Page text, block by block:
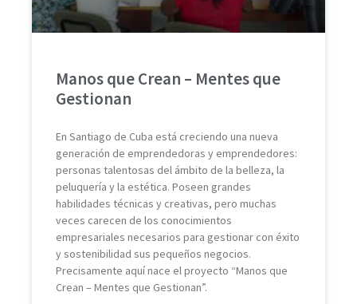
Manos que Crean – Mentes que
Gestionan
En Santiago de Cuba está creciendo una nueva
generación de emprendedoras y emprendedores:
personas talentosas del ámbito de la belleza, la
peluquería y la estética. Poseen grandes
habilidades técnicas y creativas, pero muchas
veces carecen de los conocimientos
empresariales necesarios para gestionar con éxito
y sostenibilidad sus pequeños negocios.
Precisamente aquí nace el proyecto “Manos que
Crean – Mentes que Gestionan”.